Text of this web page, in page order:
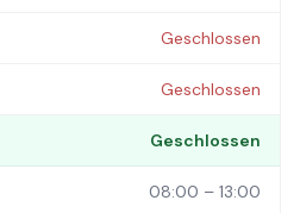
Geschlossen
Geschlossen
Geschlossen
08:00 – 13:00